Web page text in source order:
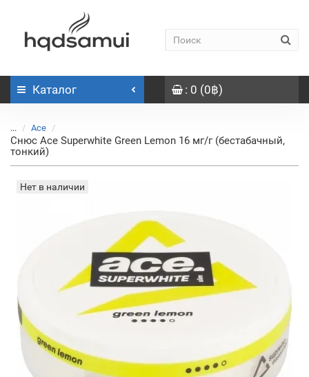
Каталог : 0 (0฿)
... Ace
Снюс Ace Superwhite Green Lemon 16 мг/г (бестабачный,
тонкий)
Нет в наличии